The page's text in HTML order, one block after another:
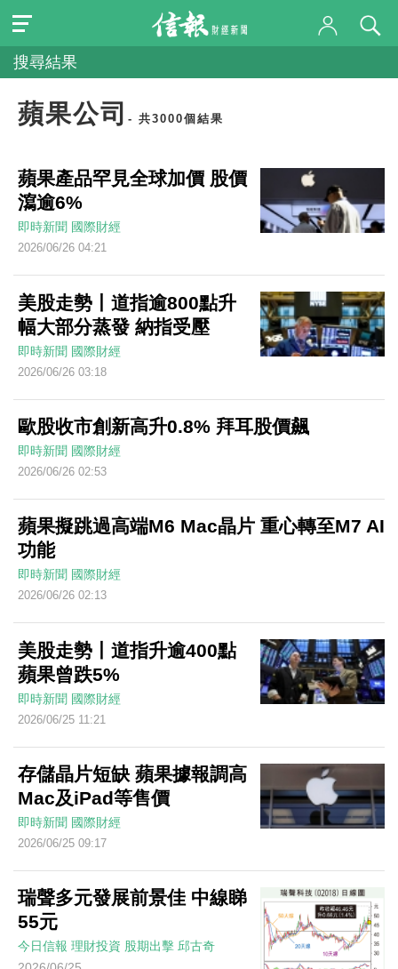
搜尋結果
蘋果公司 - 共3000個結果
蘋果產品罕見全球加價 股價
瀉逾6%
即時新聞 國際財經
2026/06/26 04:21
美股走勢丨道指逾800點升
幅大部分蒸發 納指受壓
即時新聞 國際財經
2026/06/26 03:18
歐股收市創新高升0.8% 拜耳股價飆
即時新聞 國際財經
2026/06/26 02:53
蘋果擬跳過高端M6 Mac晶片 重心轉至M7 AI
功能
即時新聞 國際財經
2026/06/26 02:13
美股走勢丨道指升逾400點
蘋果曾跌5%
即時新聞 國際財經
2026/06/25 11:21
存儲晶片短缺 蘋果據報調高
Mac及iPad等售價
即時新聞 國際財經
2026/06/25 09:17
瑞聲多元發展前景佳 中線睇
55元
今日信報 理財投資 股期出擊 邱古奇